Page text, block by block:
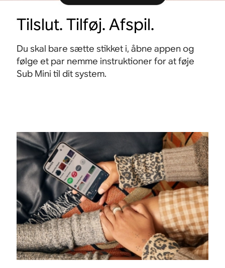
Tilslut. Tilføj. Afspil.
Du skal bare sætte stikket i, åbne appen og
følge et par nemme instruktioner for at føje
Sub Mini til dit system.